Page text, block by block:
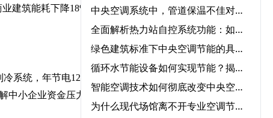
建筑能耗下降18%。政
系统，年节电120万
中小企业资金压力。
中央空调系统中，管道保温不佳对能耗的影响程度有多大？‌
全面解析热力站自控系统功能：如何优化供暖效率？‌
绿色建筑标准下中央空调节能的具体要求‌
循环水节能设备如何实现节能？揭秘核心技术与应用领域‌
智能空调技术如何彻底改变中央空调气流优化管理？‌
为什么现代场馆离不开专业空调节能服务？